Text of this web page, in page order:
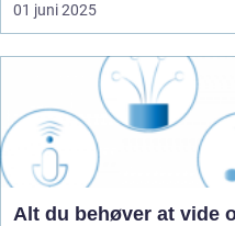
01 juni 2025
Alt du behøver at vide